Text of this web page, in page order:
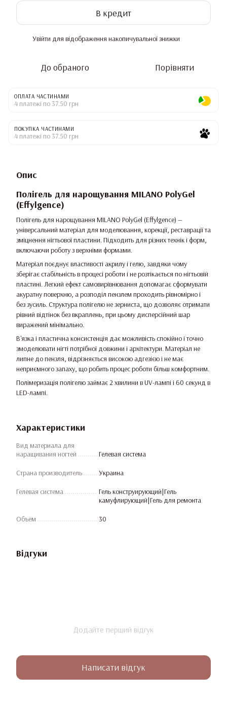
В кредит
Увійти для відображення накопичувальної знижки
До обраного Порівняти
ОПЛАТА ЧАСТИНАМИ
4 платежі по 37.50 грн
ПОКУПКА ЧАСТИНАМИ
4 платежі по 37.50 грн
Опис
Полігель для нарощування MILANO PolyGel
(Effylgenсe)
Полігель для нарощування MILANO PolyGel (Effylgenсe) —
універсальний матеріал для моделювання, корекції, реставрації та
зміцнення нігтьової пластини. Підходить для різних технік і форм,
включаючи роботу з верхніми формами.
Матеріал поєднує властивості акрилу і гелю, завдяки чому
зберігає стабільність в процесі роботи і не розтікається по нігтьовій
пластині. Легкий ефект самовирівнювання допомагає сформувати
акуратну поверхню, а розподіл пензлем проходить рівномірно і
без зусиль. Структура полігелю не зерниста, що дозволяє отримати
рівний відтінок без вкраплень, при цьому дисперсійний шар
виражений мінімально.
В'язка і пластична консистенція дає можливість спокійно і точно
змоделювати нігті потрібної довжини і архітектури. Матеріал не
липне до пензля, відрізняється високою адгезією і не має
неприємного запаху, що робить процес роботи більш комфортним.
Полімеризація полігелю займає 2 хвилини в UV-лампі і 60 секунд в
LED-лампі.
Характеристики
Вид материала для
наращивания ногтей
Гелевая система
Страна производитель Украина
Гелевая система
Гель конструирующий|Гель
камуфлирующий|Гель для ремонта
Объем 30
Відгуки
Додайте перший відгук
Написати відгук